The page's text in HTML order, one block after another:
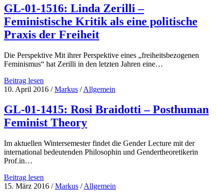
Susanne
Maurer
–
Frauenbewegung
und
GL-01-1516: Linda Zerilli –
Feministische Kritik als eine politische
Praxis der Freiheit
Die Perspektive Mit ihrer Perspektive eines „freiheitsbezogenen
Feminismus“ hat Zerilli in den letzten Jahren eine…
Beitrag lesen
01-
Linda
Zerilli
–
Kritik
als
der
10. April 2016 /Markus /Allgemein
GL-01-1415: Rosi Braidotti – Posthuman
Feminist Theory
Im aktuellen Wintersemester findet die Gender Lecture mit der
international bedeutenden Philosophin und Gendertheoretikerin
Prof.in…
Beitrag lesen
01-
15. März 2016 /Markus /Allgemein